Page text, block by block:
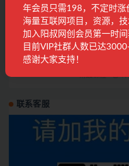
例 讲防违规
电商运营 3
AI驱动谷歌
联系客服
年会员只需198，不定时涨
海量互联网项目，资源，
加入阳叔网创会员第一时间
目前VIP社群人数已达
感谢大家支持！